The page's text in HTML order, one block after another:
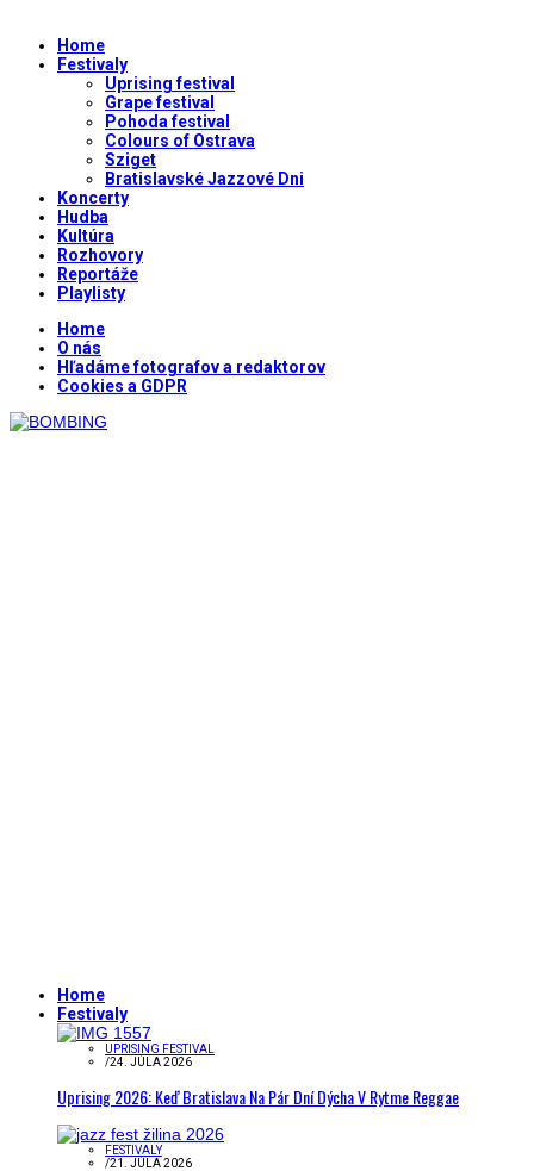
Home
Festivaly
Uprising festival
Grape festival
Pohoda festival
Colours of Ostrava
Sziget
Bratislavské Jazzové Dni
Koncerty
Hudba
Kultúra
Rozhovory
Reportáže
Playlisty
Home
O nás
Hľadáme fotografov a redaktorov
Cookies a GDPR
Home
Festivaly
UPRISING FESTIVAL
/24. JÚLA 2026
Uprising 2026: Keď Bratislava Na Pár Dní Dýcha V Rytme Reggae
FESTIVALY
/21. JÚLA 2026